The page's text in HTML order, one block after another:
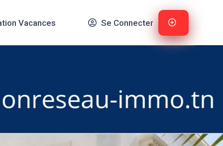
Vacances Se Connecter